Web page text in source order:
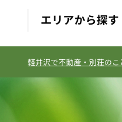
エリアから探す
軽井沢で不動産・別荘の